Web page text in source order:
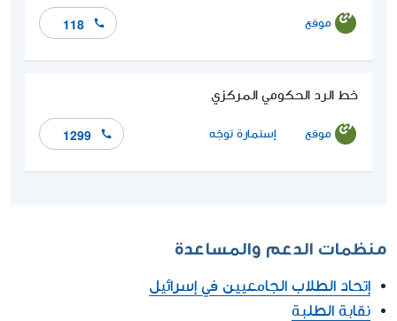
موقع 118
خط الرد الحكومي المركزي
موقع إستمارة توجّه 1299
منظمات الدعم والمساعدة
إتحاد الطلاب الجامعيين في إسرائيل
نقابة الطلبة